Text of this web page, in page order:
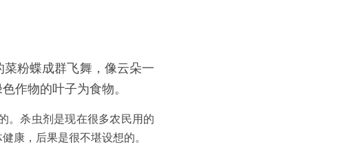
粉蝶成群飞舞，像云朵一
作物的叶子为食物。
。杀虫剂是现在很多农民用的
康，后果是很不堪设想的。